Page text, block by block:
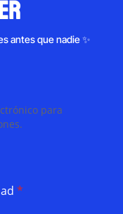
antes que nadie ✨
para
*